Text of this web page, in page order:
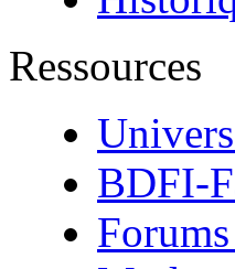
Ressources
BDFI-